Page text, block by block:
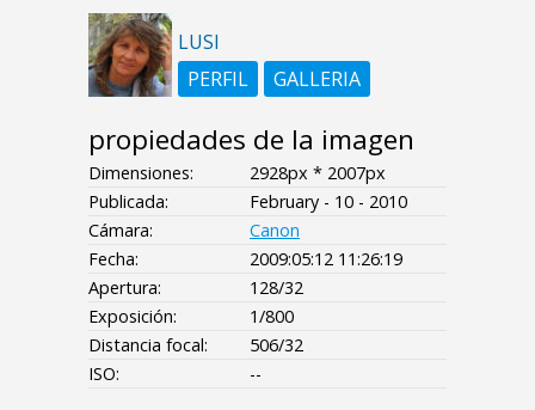
LUSI
PERFIL
GALLERIA
propiedades de la imagen
Dimensiones:
2928px * 2007px
Publicada:
February - 10 - 2010
Cámara:
Canon
Fecha:
2009:05:12 11:26:19
Apertura:
128/32
Exposición:
1/800
Distancia focal:
506/32
ISO:
--